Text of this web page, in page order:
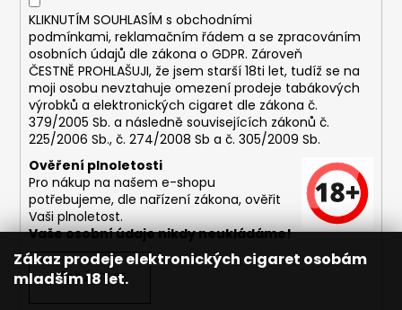
Zákaz prodeje elektronických cigaret osobám
mladším 18 let.
KLIKNUTÍM SOUHLASÍM s obchodními
podmínkami, reklamačním řádem a se zpracováním
osobních údajů dle zákona o GDPR. Zároveň
ČESTNĚ PROHLAŠUJI, že jsem starší 18ti let, tudíž se na
moji osobu nevztahuje omezení prodeje tabákových
výrobků a elektronických cigaret dle zákona č.
379/2005 Sb. a následně souvisejících zákonů č.
225/2006 Sb., č. 274/2008 Sb a č. 305/2009 Sb.
Ověření plnoletosti
Pro nákup na našem e-shopu
potřebujeme, dle nařízení zákona, ověřit
Vaši plnoletost.
Vaše osobní údaje nikdy neukládáme!
PŘIHLÁSIT SE